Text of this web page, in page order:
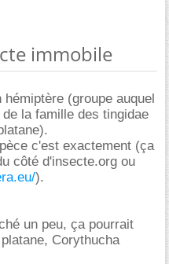
immobile
(groupe auquel
la famille des tingidae
c'est exactement (ça
côté d'insecte.org ou
).
un peu, ça pourrait
Corythucha